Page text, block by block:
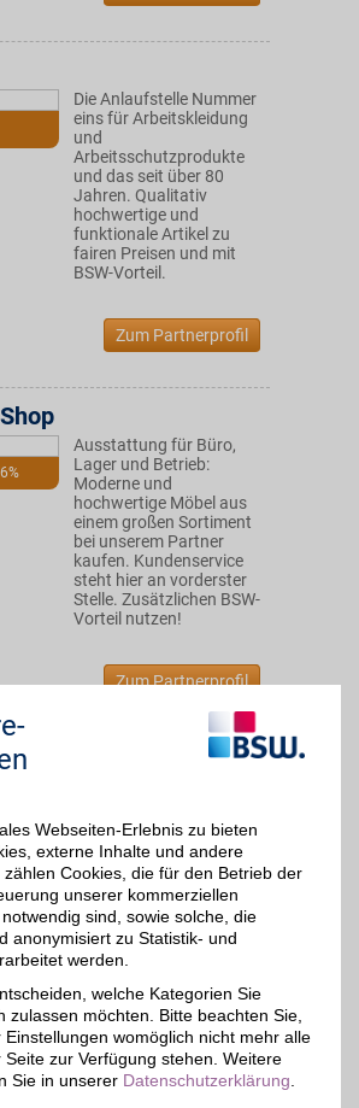
Die Anlaufstelle Nummer
eins für Arbeitskleidung
und
Arbeitsschutzprodukte
und das seit über 80
Jahren. Qualitativ
hochwertige und
funktionale Artikel zu
fairen Preisen und mit
BSW-Vorteil.
Zum Partnerprofil
Ausstattung für Büro,
Lager und Betrieb:
Moderne und
hochwertige Möbel aus
einem großen Sortiment
bei unserem Partner
kaufen. Kundenservice
steht hier an vorderster
Stelle. Zusätzlichen BSW-
Vorteil nutzen!
Zum Partnerprofil
oder Raten im Onlineshop
kaufen. BSW-Mitglieder
shoppen mit BSW-Vorteil.
Zum Partnerprofil
Zum Partnerprofil
Webseiten-Erlebnis zu bieten
externe Inhalte und andere
Cookies, die für den Betrieb der
unserer kommerziellen
sind, sowie solche, die
anonymisiert zu Statistik- und
werden.
welche Kategorien Sie
zulassen möchten. Bitte beachten Sie,
womöglich nicht mehr alle
zur Verfügung stehen. Weitere
Sie in unserer Datenschutzerklärung